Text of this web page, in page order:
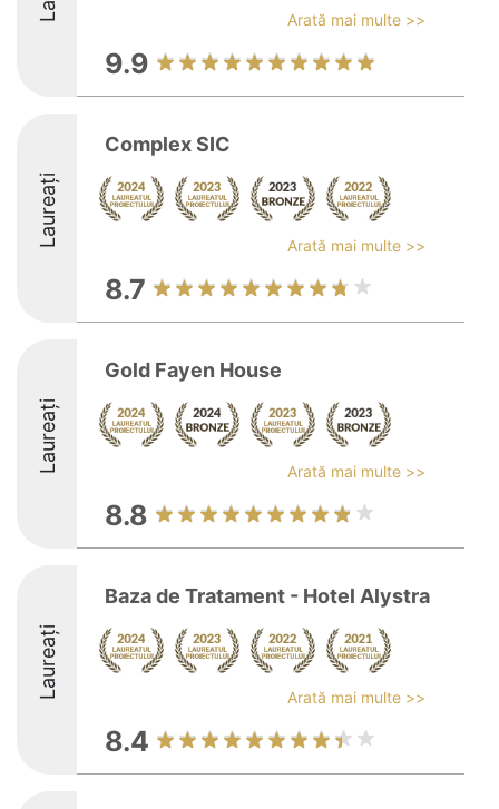
Arată mai multe >>
9.9
Laureați
Complex SIC
Arată mai multe >>
8.7
Laureați
Gold Fayen House
Arată mai multe >>
8.8
Laureați
Baza de Tratament - Hotel Alystra
Arată mai multe >>
8.4